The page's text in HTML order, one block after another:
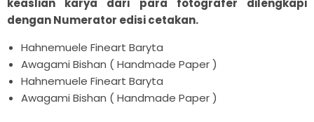
keaslian karya dari para fotografer dilengkapi
dengan Numerator edisi cetakan.
Hahnemuele Fineart Baryta
Awagami Bishan ( Handmade Paper )
Hahnemuele Fineart Baryta
Awagami Bishan ( Handmade Paper )